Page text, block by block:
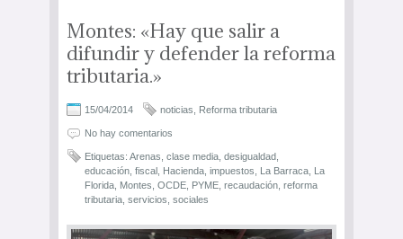
Montes: «Hay que salir a
difundir y defender la reforma
tributaria.»
15/04/2014 noticias Reforma tributaria
No hay comentarios
Etiquetas: Arenas clase media desigualdad
educación fiscal Hacienda impuestos La Barraca La
Florida Montes OCDE PYME recaudación reforma
tributaria servicios sociales